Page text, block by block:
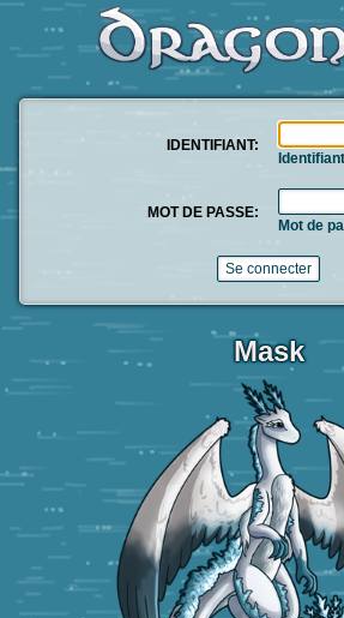
IDENTIFIANT:
MOT DE PASSE:
Mot de
Mask